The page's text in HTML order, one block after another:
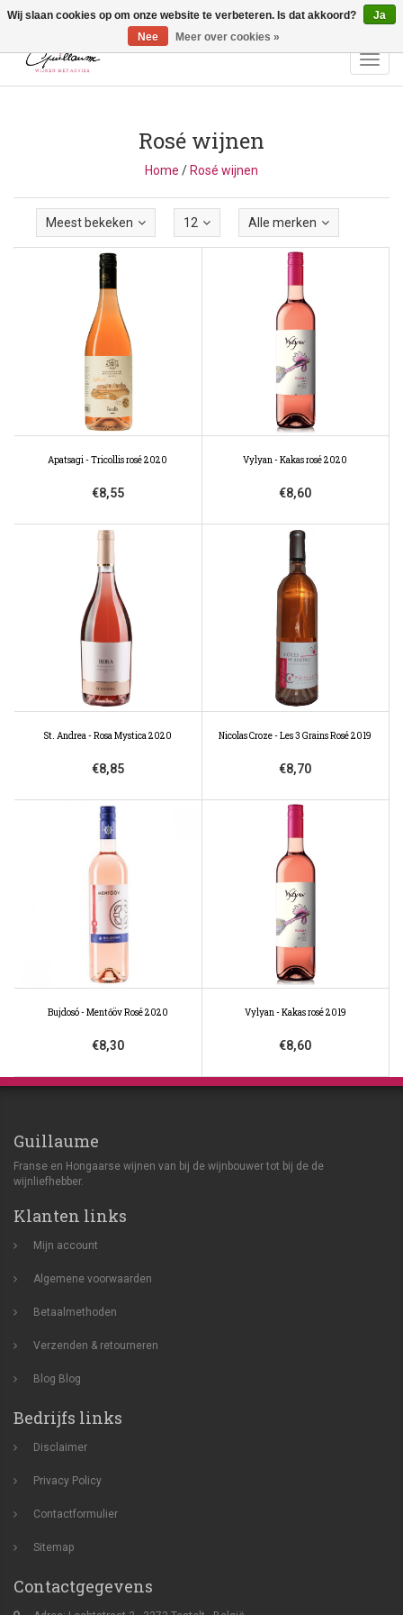
Vragen? Bel ons: +32 (0)13 - 77 11 21 - Winkel: Lochtstraat 2,
3272 Testelt -
info@guillaumewijnen.be
Rosé wijnen
Home /Rosé wijnen
Meest bekeken 12 Alle merken
Apatsagi - Tricollis rosé 2020
€8,55
Vylyan - Kakas rosé 2020
€8,60
St. Andrea - Rosa Mystica 2020
€8,85
Nicolas Croze - Les 3 Grains Rosé 2019
€8,70
Bujdosó - Mentőöv Rosé 2020
€8,30
Vylyan - Kakas rosé 2019
€8,60
Guillaume
Franse en Hongaarse wijnen van bij de wijnbouwer tot bij de de
wijnliefhebber.
Klanten links
Mijn account
Algemene voorwaarden
Betaalmethoden
Verzenden & retourneren
Blog Blog
Bedrijfs links
Disclaimer
Privacy Policy
Contactformulier
Sitemap
Contactgegevens
Wij slaan cookies op om onze website te verbeteren. Is dat akkoord?
Ja
Nee
Meer over cookies »